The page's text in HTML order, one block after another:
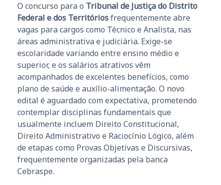
O concurso para o Tribunal de Justiça do Distrito
Federal e dos Territóriosfrequentemente abre
vagas para cargos como Técnico e Analista, nas
áreas administrativa e judiciária. Exige-se
escolaridade variando entre ensino médio e
superior, e os salários atrativos vêm
acompanhados de excelentes benefícios, como
plano de saúde e auxílio-alimentação. O novo
edital é aguardado com expectativa, prometendo
contemplar disciplinas fundamentais que
usualmente incluem Direito Constitucional,
Direito Administrativo e Raciocínio Lógico, além
de etapas como Provas Objetivas e Discursivas,
frequentemente organizadas pela banca
Cebraspe.